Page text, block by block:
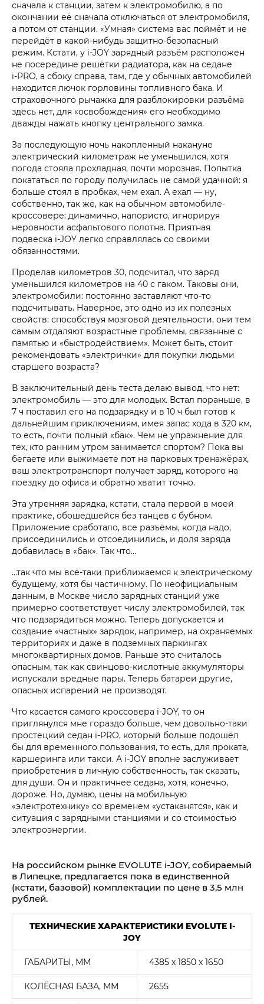
сначала к станции, затем к электромобилю, а по
окончании её сначала отключаться от электромобиля,
а потом от станции. «Умная» система вас поймёт и не
перейдёт в какой-нибудь защитно-безопасный
режим. Кстати, у i‑JOY зарядный разъём расположен
не посередине решётки радиатора, как на седане
i‑PRO, а сбоку справа, там, где у обычных автомобилей
находится лючок горловины топливного бака. И
страховочного рычажка для разблокировки разъёма
здесь нет, для «освобождения» его необходимо
дважды нажать кнопку центрального замка.
За последующую ночь накопленный накануне
электрический километраж не уменьшился, хотя
погода стояла прохладная, почти морозная. Попытка
покататься по городу получилась не самой удачной: я
больше стоял в пробках, чем ехал. А ехал — ну,
собственно, так же, как на обычном автомобиле-
кроссовере: динамично, напористо, игнорируя
неровности асфальтового полотна. Приятная
подвеска i‑JOY легко справлялась со своими
обязанностями.
Проделав километров 30, подсчитал, что заряд
уменьшился километров на 40 с гаком. Таковы они,
электромобили: постоянно заставляют что-то
подсчитывать. Наверное, это одно из их полезных
свойств: способствуя мозговой деятельности, они тем
самым отдаляют возрастные проблемы, связанные с
памятью и «быстродействием». Может быть, стоит
рекомендовать «электрички» для покупки людьми
старшего возраста?
В заключительный день теста делаю вывод, что нет:
электромобиль — это для молодых. Встал пораньше, в
7 ч поставил его на подзарядку и в 10 ч был готов к
дальнейшим приключениям, имея запас хода в 320 км,
то есть, почти полный «бак». Чем не упражнение для
тех, кто ранним утром занимается спортом? Пока вы
бегаете или выжимаете пот на парковых тренажёрах,
ваш электротранспорт получает заряд, которого на
поездку до офиса и обратно хватит точно.
Эта утренняя зарядка, кстати, стала первой в моей
практике, обошедшейся без танцев с бубном.
Приложение сработало, все разъёмы, когда надо,
присоединились и отсоединились, и доля заряда
добавилась в «бак». Так что…
...так что мы всё-таки приближаемся к электрическому
будущему, хотя бы частичному. По неофициальным
данным, в Москве число зарядных станций уже
примерно соответствует числу электромобилей, так
что подзарядиться можно. Теперь допускается и
создание «частных» зарядок, например, на охраняемых
территориях и даже в подземных паркингах
многоквартирных домов. Раньше это считалось
опасным, так как свинцово-кислотные аккумуляторы
испускали вредные пары. Теперь батареи другие,
опасных испарений не производят.
Что касается самого кроссовера i‑JOY, то он
приглянулся мне гораздо больше, чем довольно-таки
простецкий седан i‑PRO, который больше подошёл
бы для временного пользования, то есть, для проката,
каршеринга или такси. А i‑JOY вполне заслуживает
приобретения в личную собственность, так сказать,
для души. Он и практичнее седана, хотя, конечно,
дороже. Но, думаю, цены на мобильную
«электротехнику» со временем «устаканятся», как и
ситуация с зарядными станциями и со стоимостью
электроэнергии.
На российском рынке EVOLUTE i‑JOY, собираемый
в Липецке, предлагается пока в единственной
(кстати, базовой) комплектации по цене в 3,5 млн
рублей.
ТЕХНИЧЕСКИЕ ХАРАКТЕРИСТИКИ EVOLUTE I-
JOY
ГАБАРИТЫ, ММ 4385 х 1850 х 1650
КОЛЁСНАЯ БАЗА, ММ 2655